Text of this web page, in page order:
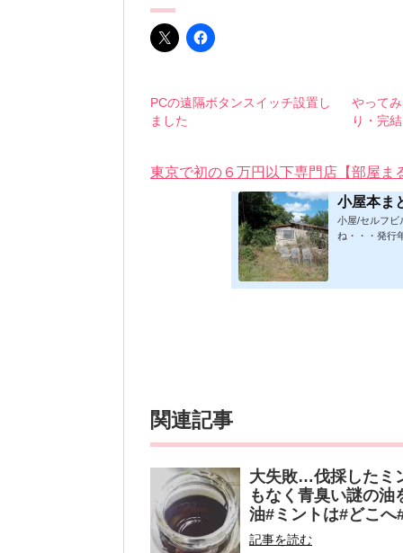
PCの遠隔ボタンスイッチ設置し
ました
やって
り・完結
東京で初の６万円以下専門店【部屋ま
小屋本ま
小屋/セルフビ
ね・・・発行
関連記事
大失敗…伐採したミ
もなく青臭い謎の
油#ミントは#どこ
記事を読む